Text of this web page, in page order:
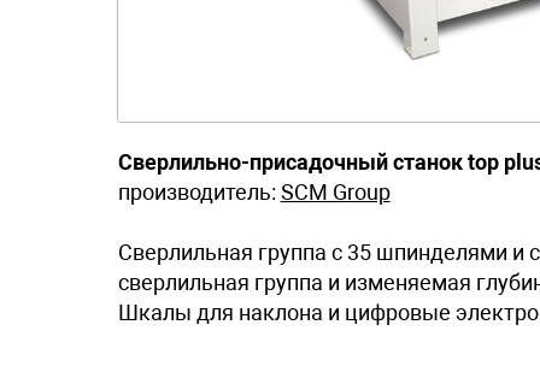
Сверлильно-присадочный станок top
производитель: SCM Group
Сверлильная группа с 35 шпинделями и
сверлильная группа и изменяемая
Шкалы для наклона и цифровые